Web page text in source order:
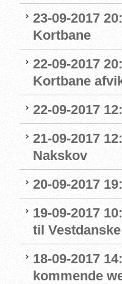
23-09-2017
Kortbane
22-09-2017
Kortbane
22-09-2017
21-09-2017
Nakskov
20-09-2017
19-09-2017
til
18-09-2017
kommende